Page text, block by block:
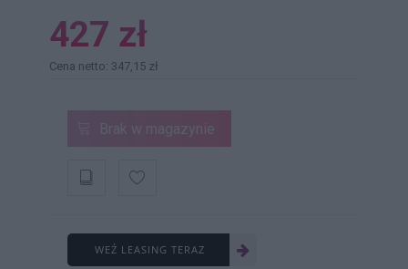
427 zł
Cena netto: 347,15 zł
Brak w magazynie
WEŹ LEASING TERAZ